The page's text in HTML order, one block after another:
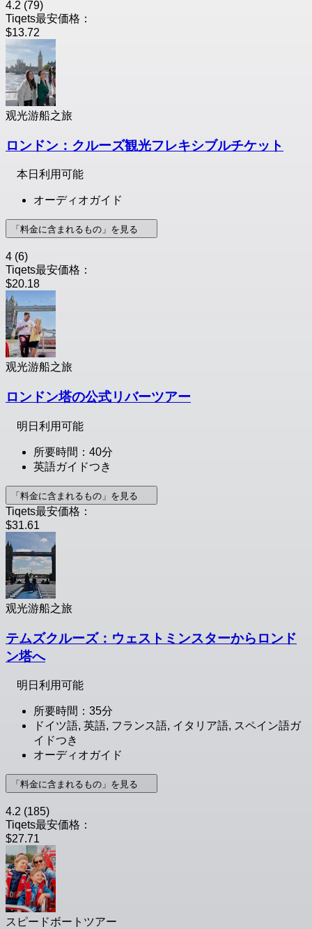
4.2 (79)
Tiqets最安価格：
$13.72
观光游船之旅
ロンドン：クルーズ観光フレキシブルチケット
本日利用可能
オーディオガイド
「料金に含まれるもの」を見る
4 (6)
Tiqets最安価格：
$20.18
观光游船之旅
ロンドン塔の公式リバーツアー
明日利用可能
所要時間：40分
英語ガイドつき
「料金に含まれるもの」を見る
Tiqets最安価格：
$31.61
观光游船之旅
テムズクルーズ：ウェストミンスターからロンド
ン塔へ
明日利用可能
所要時間：35分
ドイツ語, 英語, フランス語, イタリア語, スペイン語ガ
イドつき
オーディオガイド
「料金に含まれるもの」を見る
4.2 (185)
Tiqets最安価格：
$27.71
スピードボートツアー